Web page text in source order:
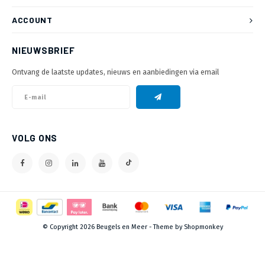
ACCOUNT
NIEUWSBRIEF
Ontvang de laatste updates, nieuws en aanbiedingen via email
VOLG ONS
© Copyright 2026 Beugels en Meer - Theme by Shopmonkey